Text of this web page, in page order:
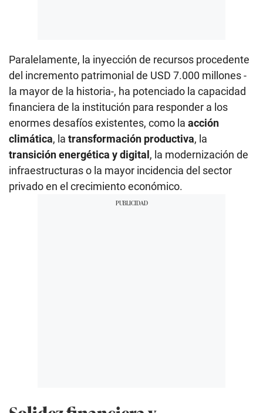
Paralelamente, la inyección de recursos procedente
del incremento patrimonial de USD 7.000 millones -
la mayor de la historia-, ha potenciado la capacidad
financiera de la institución para responder a los
enormes desafíos existentes, como la acción
climática, la transformación productiva, la
transición energética y digital, la modernización de
infraestructuras o la mayor incidencia del sector
privado en el crecimiento económico.